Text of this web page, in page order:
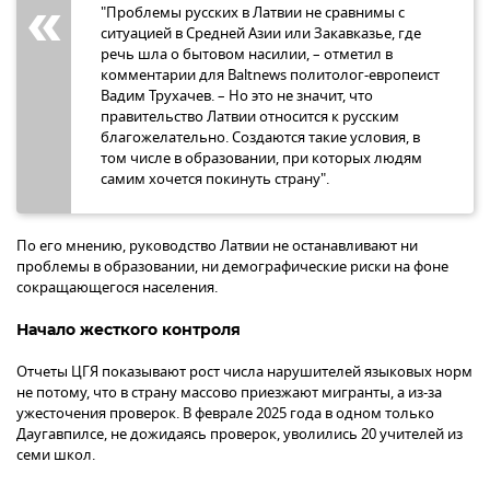
"Проблемы русских в Латвии не сравнимы с
ситуацией в Средней Азии или Закавказье, где
речь шла о бытовом насилии, – отметил в
комментарии для Baltnews политолог-европеист
Вадим Трухачев. – Но это не значит, что
правительство Латвии относится к русским
благожелательно. Создаются такие условия, в
том числе в образовании, при которых людям
самим хочется покинуть страну".
По его мнению, руководство Латвии не останавливают ни
проблемы в образовании, ни демографические риски на фоне
сокращающегося населения.
Начало жесткого контроля
Отчеты ЦГЯ показывают рост числа нарушителей языковых норм
не потому, что в страну массово приезжают мигранты, а из-за
ужесточения проверок. В феврале 2025 года в одном только
Даугавпилсе, не дожидаясь проверок, уволились 20 учителей из
семи школ.